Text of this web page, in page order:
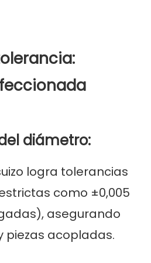
diámetro:
logra tolerancias
como ±0,005
asegurando
piezas acopladas.